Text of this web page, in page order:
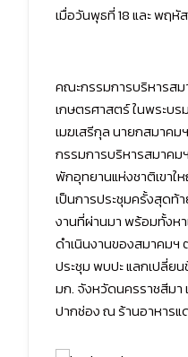
เมื่อวันพุธที่ 18 และ พฤหั
คณะกรรมการบริหารส
เกษตรศาสตร์ ในพระบ
เมฆเสรีกุล นายกสมาค
กรรมการบริหารสมาค
พักอุทยานแห่งชาติเขาใ
เป็นการประชุมครั้งสุดท้
งานที่ผ่านมา พร้อมทั้งห
ดำเนินงานของสมาคมฯ
ประชุม พบปะ แลกเปลี่ย
มก. จังหวัดนครราชสีมา
ปากช่อง ณ ร้านอาหารแ